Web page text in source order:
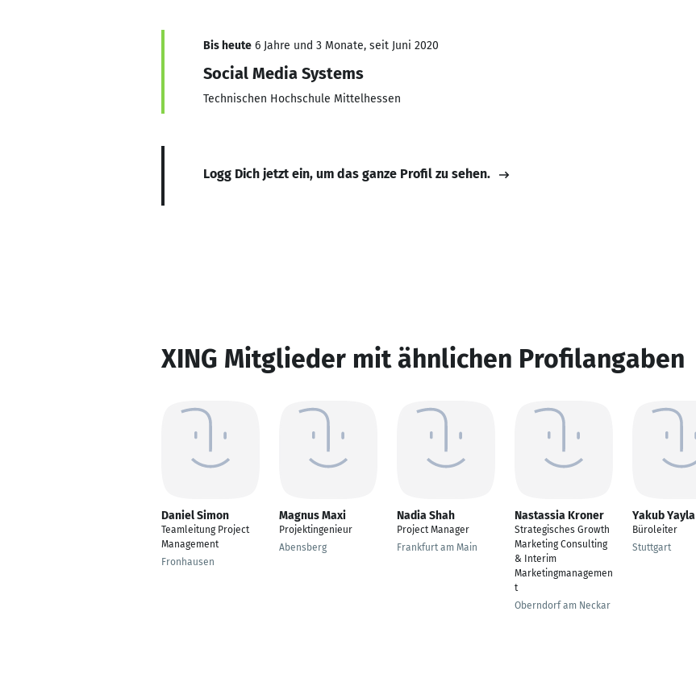
Bis heute 6 Jahre und 3 Monate, seit Juni 2020
Social Media Systems
Technischen Hochschule Mittelhessen
Logg Dich jetzt ein, um das ganze Profil zu sehen.
XING Mitglieder mit ähnlichen Profilangaben
Daniel Simon
Teamleitung Project
Management
Fronhausen
Magnus Maxi
Projektingenieur
Abensberg
Nadia Shah
Project Manager
Frankfurt am Main
Nastassia Kroner
Strategisches Growth
Marketing Consulting
& Interim
Marketingmanagemen
t
Oberndorf am Neckar
Yakub Yayla
Büroleiter
Stuttgart